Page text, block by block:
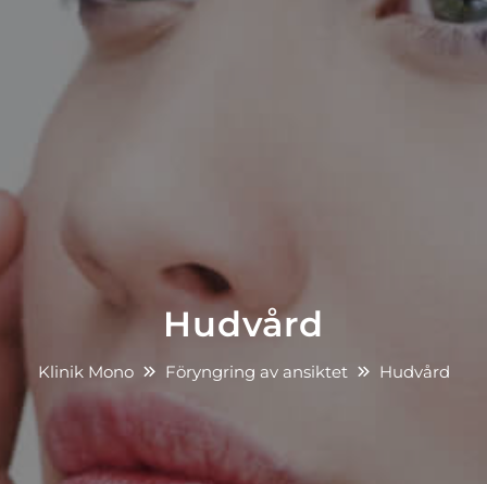
Hudvård
Klinik Mono Föryngring av ansiktet Hudvård